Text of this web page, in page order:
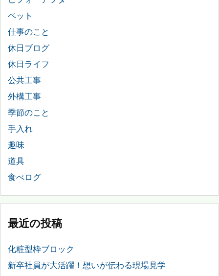
ペット
仕事のこと
休日ブログ
休日ライフ
公共工事
外構工事
季節のこと
手入れ
趣味
道具
食べログ
最近の投稿
化粧型枠ブロック
新卒社員が大活躍！想いが伝わる現場見学